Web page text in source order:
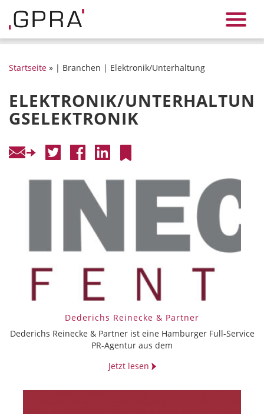
Startseite » | Branchen | Elektronik/Unterhaltung
ELEKTRONIK/UNTERHALTUN
GSELEKTRONIK
Dederichs Reinecke & Partner
Dederichs Reinecke & Partner ist eine Hamburger Full-Service
PR-Agentur aus dem
Jetzt lesen